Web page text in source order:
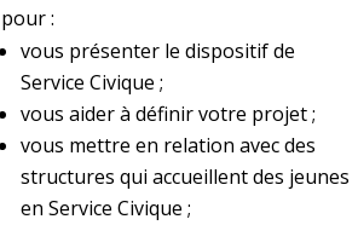
pour :
vous présenter le dispositif de
Service Civique ;
vous aider à définir votre projet ;
vous mettre en relation avec des
structures qui accueillent des jeunes
en Service Civique ;